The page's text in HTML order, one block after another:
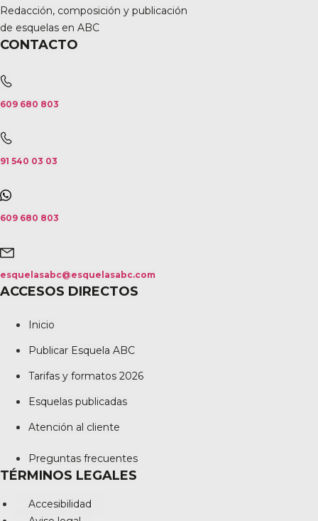
Redacción, composición y publicación
de esquelas en ABC
CONTACTO
609 680 803
91 540 03 03
609 680 803
esquelasabc@esquelasabc.com
ACCESOS DIRECTOS
Inicio
Publicar Esquela ABC
Tarifas y formatos 2026
Esquelas publicadas
Atención al cliente
Preguntas frecuentes
TÉRMINOS LEGALES
Accesibilidad